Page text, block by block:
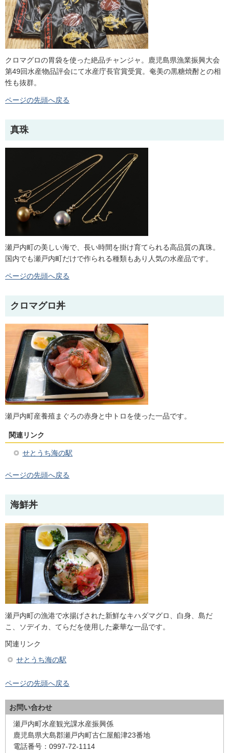
クロマグロの胃袋を使った絶品チャンジャ。鹿児島県漁業振興大会
第49回水産物品評会にて水産庁長官賞受賞。奄美の黒糖焼酎との相
性も抜群。
ページの先頭へ戻る
真珠
瀬戸内町の美しい海で、長い時間を掛け育てられる高品質の真珠。
国内でも瀬戸内町だけで作られる種類もあり人気の水産品です。
ページの先頭へ戻る
クロマグロ丼
瀬戸内町産養殖まぐろの赤身と中トロを使った一品です。
関連リンク
せとうち海の駅
ページの先頭へ戻る
海鮮丼
瀬戸内町の漁港で水揚げされた新鮮なキハダマグロ、白身、島だ
こ、ソデイカ、てらだを使用した豪華な一品です。
関連リンク
せとうち海の駅
ページの先頭へ戻る
お問い合わせ
瀬戸内町水産観光課水産振興係
鹿児島県大島郡瀬戸内町古仁屋船津23番地
電話番号：0997-72-1114